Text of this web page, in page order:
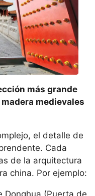
más grande
medievales
el detalle de
Cada
de la arquitectura
china. Por ejemplo:
Donghua (Puerta de